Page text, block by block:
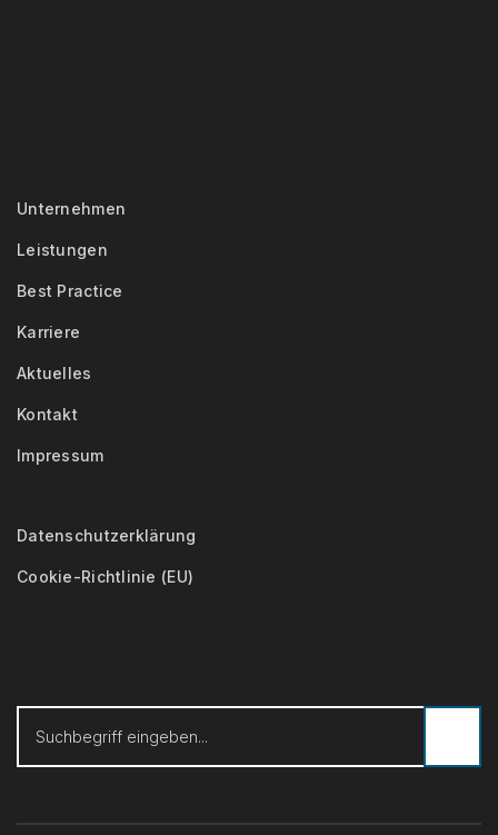
Unternehmen
Leistungen
Best Practice
Karriere
Aktuelles
Kontakt
Impressum
Datenschutzerklärung
Cookie-Richtlinie (EU)